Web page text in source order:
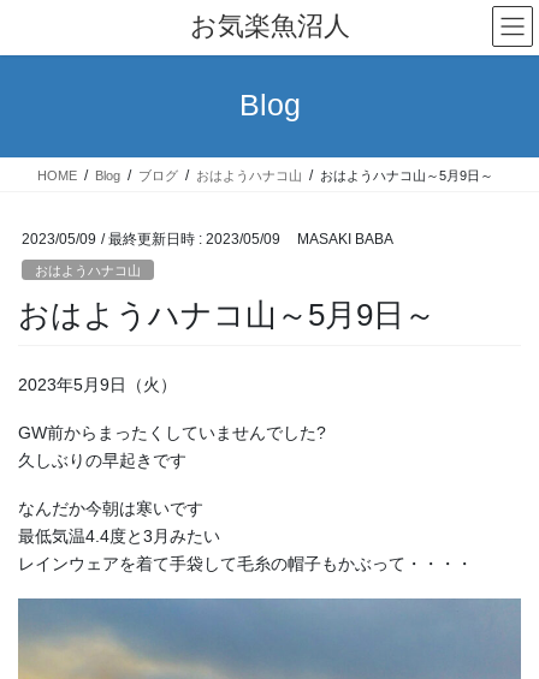
テ
ス
ゲ
ン
お気楽魚沼人
Blog
HOME Blog ブログ おはようハナコ山 おはようハナコ山～5月9日～
2023/05/09 / 最終更新日時 : 2023/05/09 MASAKI BABA
おはようハナコ山
おはようハナコ山～5月9日～
2023年5月9日（火）
GW前からまったくしていませんでした?
久しぶりの早起きです
なんだか今朝は寒いです
最低気温4.4度と3月みたい
レインウェアを着て手袋して毛糸の帽子もかぶって・・・・